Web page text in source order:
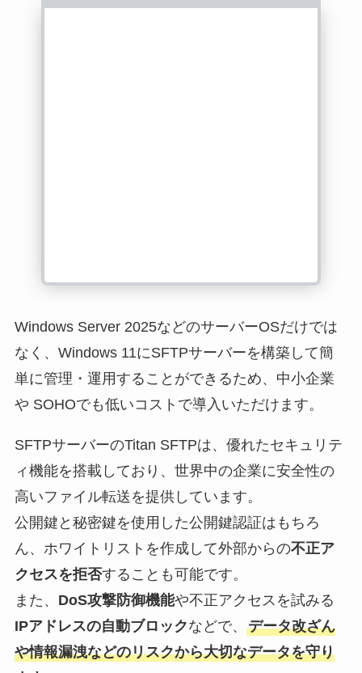
Windows Server 2025などのサーバーOSだけでは
なく、Windows 11にSFTPサーバーを構築して簡
単に管理・運用することができるため、中小企業
や SOHOでも低いコストで導入いただけます。
SFTPサーバーのTitan SFTPは、優れたセキュリテ
ィ機能を搭載しており、世界中の企業に安全性の
高いファイル転送を提供しています。
公開鍵と秘密鍵を使用した公開鍵認証はもちろ
ん、ホワイトリストを作成して外部からの不正ア
クセスを拒否することも可能です。
また、 DoS攻撃防御機能や不正アクセスを試みる
IPアドレスの自動ブロックなどで、 データ改ざん
や情報漏洩などのリスクから大切なデータを守り